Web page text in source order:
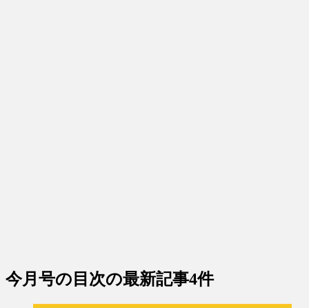
今月号の目次の最新記事4件